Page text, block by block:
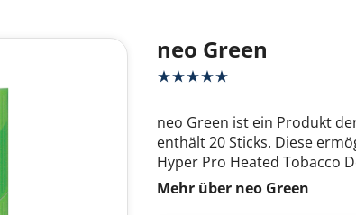
neo Green
neo Green ist ein Produkt
enthält 20 Sticks. Diese
Hyper Pro Heated Tobacco
Mehr über neo Green